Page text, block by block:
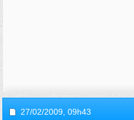
27/02/2009, 09h43